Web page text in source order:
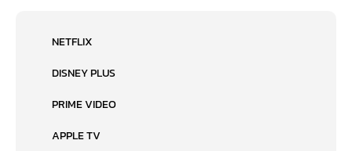
NETFLIX
DISNEY PLUS
PRIME VIDEO
APPLE TV